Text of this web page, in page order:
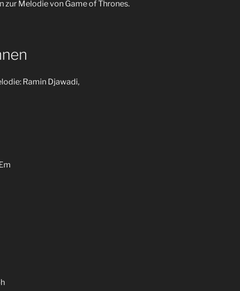
zur Melodie von Game of Thrones.
Ramin Djawadi,